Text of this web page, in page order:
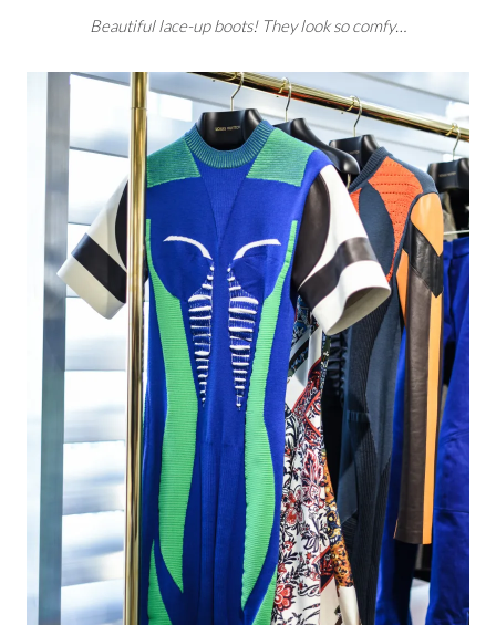
Beautiful lace-up boots! They look so comfy…